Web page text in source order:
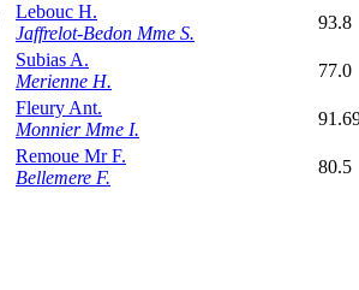
Lebouc H.
Jaffrelot-Bedon Mme S.
93.8
Subias A.
Merienne H.
77.0
Fleury Ant.
Monnier Mme I.
Remoue Mr F.
Bellemere F.
80.5